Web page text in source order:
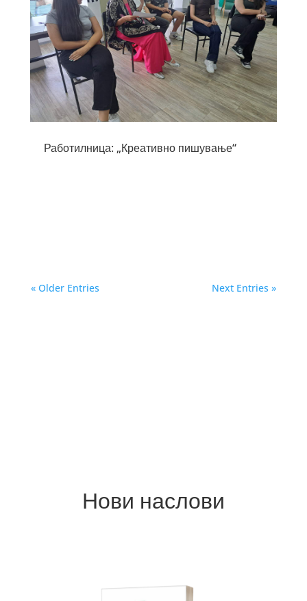
Работилница: „Креативно пишување“
« Older Entries Next Entries »
Нови наслови